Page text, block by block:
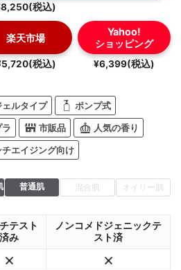
税込)
楽天市場
税込)
Yahoo!
ショッピング
¥6,399(税込)
ェルタイプ ポンプ式
ラ 市販品 人気の香り
チエイジング向け
普通肌 混合肌 オイリー肌
テスト
済み
ノンコメドジェニックテ
スト済